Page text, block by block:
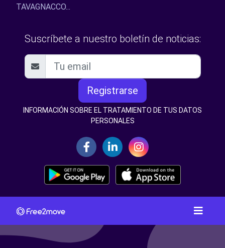
TAVAGNACCO...
Suscríbete a nuestro boletín de noticias:
Registrarse
INFORMACIÓN SOBRE EL TRATAMIENTO DE TUS DATOS
PERSONALES